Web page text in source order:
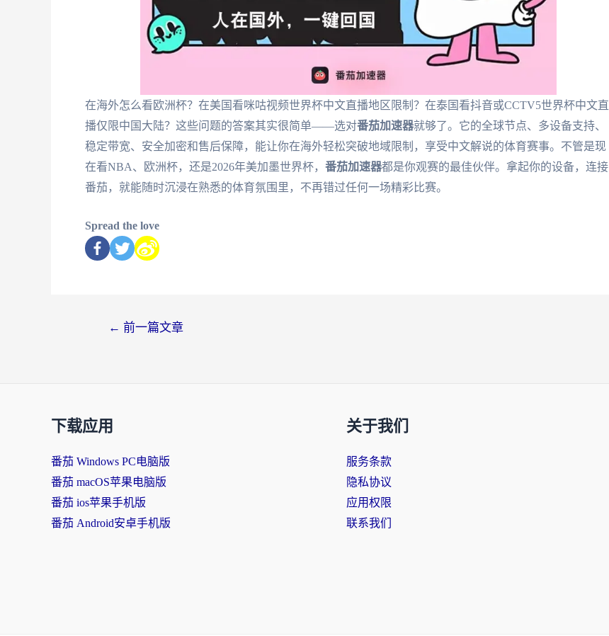
在海外怎么看欧洲杯？在美国看咪咕视频世界杯中文直播地区限制？在泰国看抖音或CCTV5世界杯中文直
播仅限中国大陆？这些问题的答案其实很简单——选对番茄加速器就够了。它的全球节点、多设备支持、
稳定带宽、安全加密和售后保障，能让你在海外轻松突破地域限制，享受中文解说的体育赛事。不管是现
在看NBA、欧洲杯，还是2026年美加墨世界杯， 番茄加速器都是你观赛的最佳伙伴。拿起你的设备，连接
番茄，就能随时沉浸在熟悉的体育氛围里，不再错过任何一场精彩比赛。
Spread the love
← 前一篇文章
下载应用
番茄 Windows PC电脑版
番茄 macOS苹果电脑版
番茄 ios苹果手机版
番茄 Android安卓手机版
关于我们
服务条款
隐私协议
应用权限
联系我们